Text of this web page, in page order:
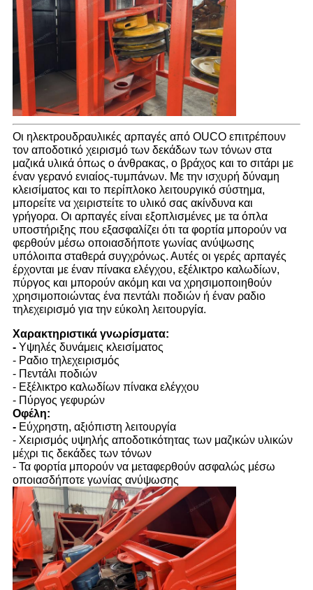
Οι ηλεκτρουδραυλικές αρπαγές από OUCO επιτρέπουν
τον αποδοτικό χειρισμό των δεκάδων των τόνων στα
μαζικά υλικά όπως ο άνθρακας, ο βράχος και το σιτάρι με
έναν γερανό ενιαίος-τυμπάνων. Με την ισχυρή δύναμη
κλεισίματος και το περίπλοκο λειτουργικό σύστημα,
μπορείτε να χειριστείτε το υλικό σας ακίνδυνα και
γρήγορα. Οι αρπαγές είναι εξοπλισμένες με τα όπλα
υποστήριξης που εξασφαλίζει ότι τα φορτία μπορούν να
φερθούν μέσω οποιασδήποτε γωνίας ανύψωσης
υπόλοιπα σταθερά συγχρόνως. Αυτές οι γερές αρπαγές
έρχονται με έναν πίνακα ελέγχου, εξέλικτρο καλωδίων,
πύργος και μπορούν ακόμη και να χρησιμοποιηθούν
χρησιμοποιώντας ένα πεντάλι ποδιών ή έναν ραδιο
τηλεχειρισμό για την εύκολη λειτουργία.
Χαρακτηριστικά γνωρίσματα:
- Υψηλές δυνάμεις κλεισίματος
- Ραδιο τηλεχειρισμός
- Πεντάλι ποδιών
- Εξέλικτρο καλωδίων πίνακα ελέγχου
- Πύργος γεφυρών
Οφέλη:
- Εύχρηστη, αξιόπιστη λειτουργία
- Χειρισμός υψηλής αποδοτικότητας των μαζικών υλικών
μέχρι τις δεκάδες των τόνων
- Τα φορτία μπορούν να μεταφερθούν ασφαλώς μέσω
οποιασδήποτε γωνίας ανύψωσης